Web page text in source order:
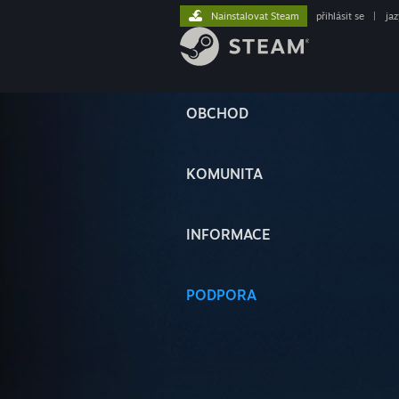
OBCHOD
KOMUNITA
INFORMACE
PODPORA
Nainstalovat Steam přihlásit se